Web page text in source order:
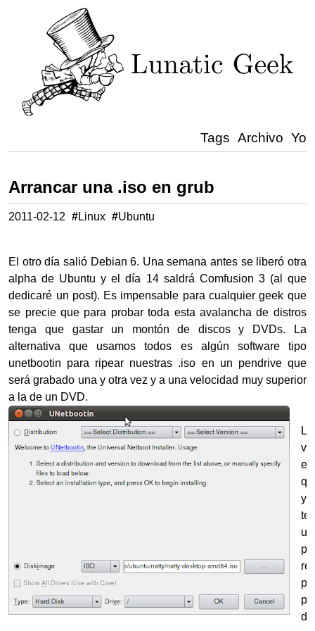
Tags Archivo Yo
Arrancar una .iso en grub
2011-02-12 #Linux #Ubuntu
El otro día salió Debian 6. Una semana antes se liberó otra
alpha de Ubuntu y el día 14 saldrá Comfusion 3 (al que
dedicaré un post). Es impensable para cualquier geek que
se precie que para probar toda esta avalancha de distros
tenga que gastar un montón de discos y DVDs. La
alternativa que usamos todos es algún software tipo
unetbootin para ripear nuestras .iso en un pendrive que
será grabado una y otra vez y a una velocidad muy superior
a la de un DVD.
La
es
yo
un